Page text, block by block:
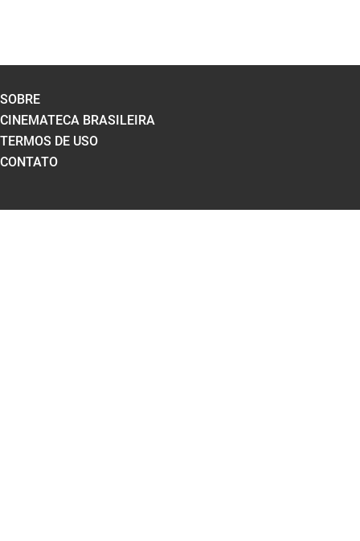
SOBRE
CINEMATECA BRASILEIRA
TERMOS DE USO
CONTATO